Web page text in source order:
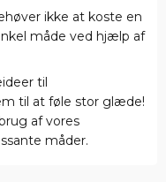
ikke at koste en
måde ved hjælp af
til
til at føle stor glæde!
af vores
måder.